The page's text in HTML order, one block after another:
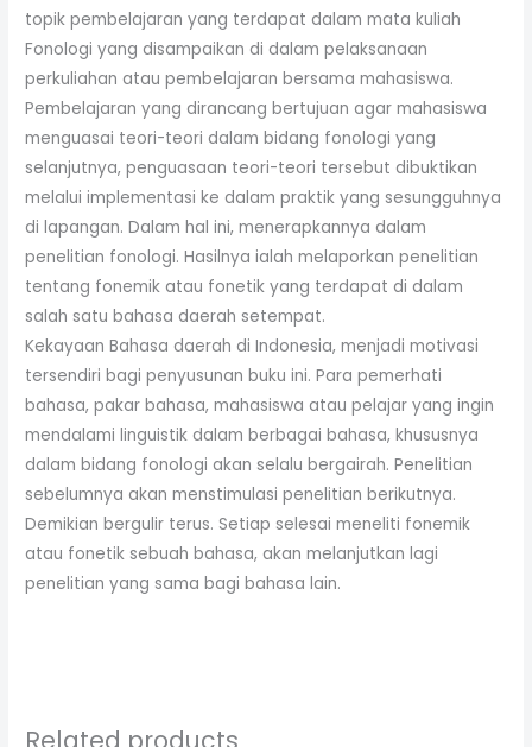
topik pembelajaran yang terdapat dalam mata kuliah
Fonologi yang disampaikan di dalam pelaksanaan
perkuliahan atau pembelajaran bersama mahasiswa.
Pembelajaran yang dirancang bertujuan agar mahasiswa
menguasai teori-teori dalam bidang fonologi yang
selanjutnya, penguasaan teori-teori tersebut dibuktikan
melalui implementasi ke dalam praktik yang sesungguhnya
di lapangan. Dalam hal ini, menerapkannya dalam
penelitian fonologi. Hasilnya ialah melaporkan penelitian
tentang fonemik atau fonetik yang terdapat di dalam
salah satu bahasa daerah setempat.
Kekayaan Bahasa daerah di Indonesia, menjadi motivasi
tersendiri bagi penyusunan buku ini. Para pemerhati
bahasa, pakar bahasa, mahasiswa atau pelajar yang ingin
mendalami linguistik dalam berbagai bahasa, khususnya
dalam bidang fonologi akan selalu bergairah. Penelitian
sebelumnya akan menstimulasi penelitian berikutnya.
Demikian bergulir terus. Setiap selesai meneliti fonemik
atau fonetik sebuah bahasa, akan melanjutkan lagi
penelitian yang sama bagi bahasa lain.